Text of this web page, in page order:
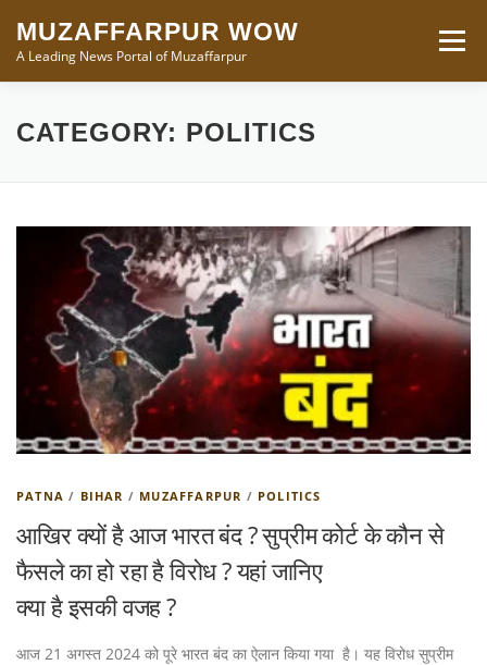
content
MUZAFFARPUR WOW
A Leading News Portal of Muzaffarpur
Menu
BREAKING NEWS BIHAR MUZAFFARPUR
CATEGORY: POLITICS
PATNA / BIHAR / MUZAFFARPUR / POLITICS
आखिर क्यों है आज भारत बंद ? सुप्रीम कोर्ट के कौन से
फैसले का हो रहा है विरोध ? यहां जानिए
क्या है इसकी वजह ?
आज 21 अगस्त 2024 को पूरे भारत बंद का ऐलान किया गया है। यह विरोध सुप्रीम